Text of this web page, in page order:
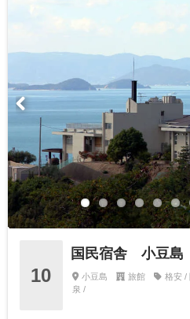
10
国民宿舎 小豆島
小豆島 旅館
格安 /
泉 /